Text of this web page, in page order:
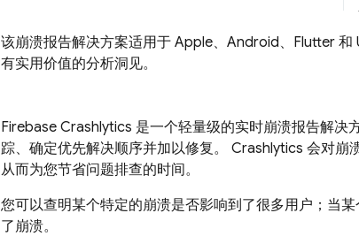
该崩溃报告解决方案适用于 Apple、Android、Flutter
有实用价值的分析洞见。
Firebase Crashlytics 是一个轻量级的实时崩溃报告解决
踪、确定优先解决顺序并加以修复。 Crashlytics 会对崩
从而为您节省问题排查的时间。
您可以查明某个特定的崩溃是否影响到了很多用户；当
了崩溃。